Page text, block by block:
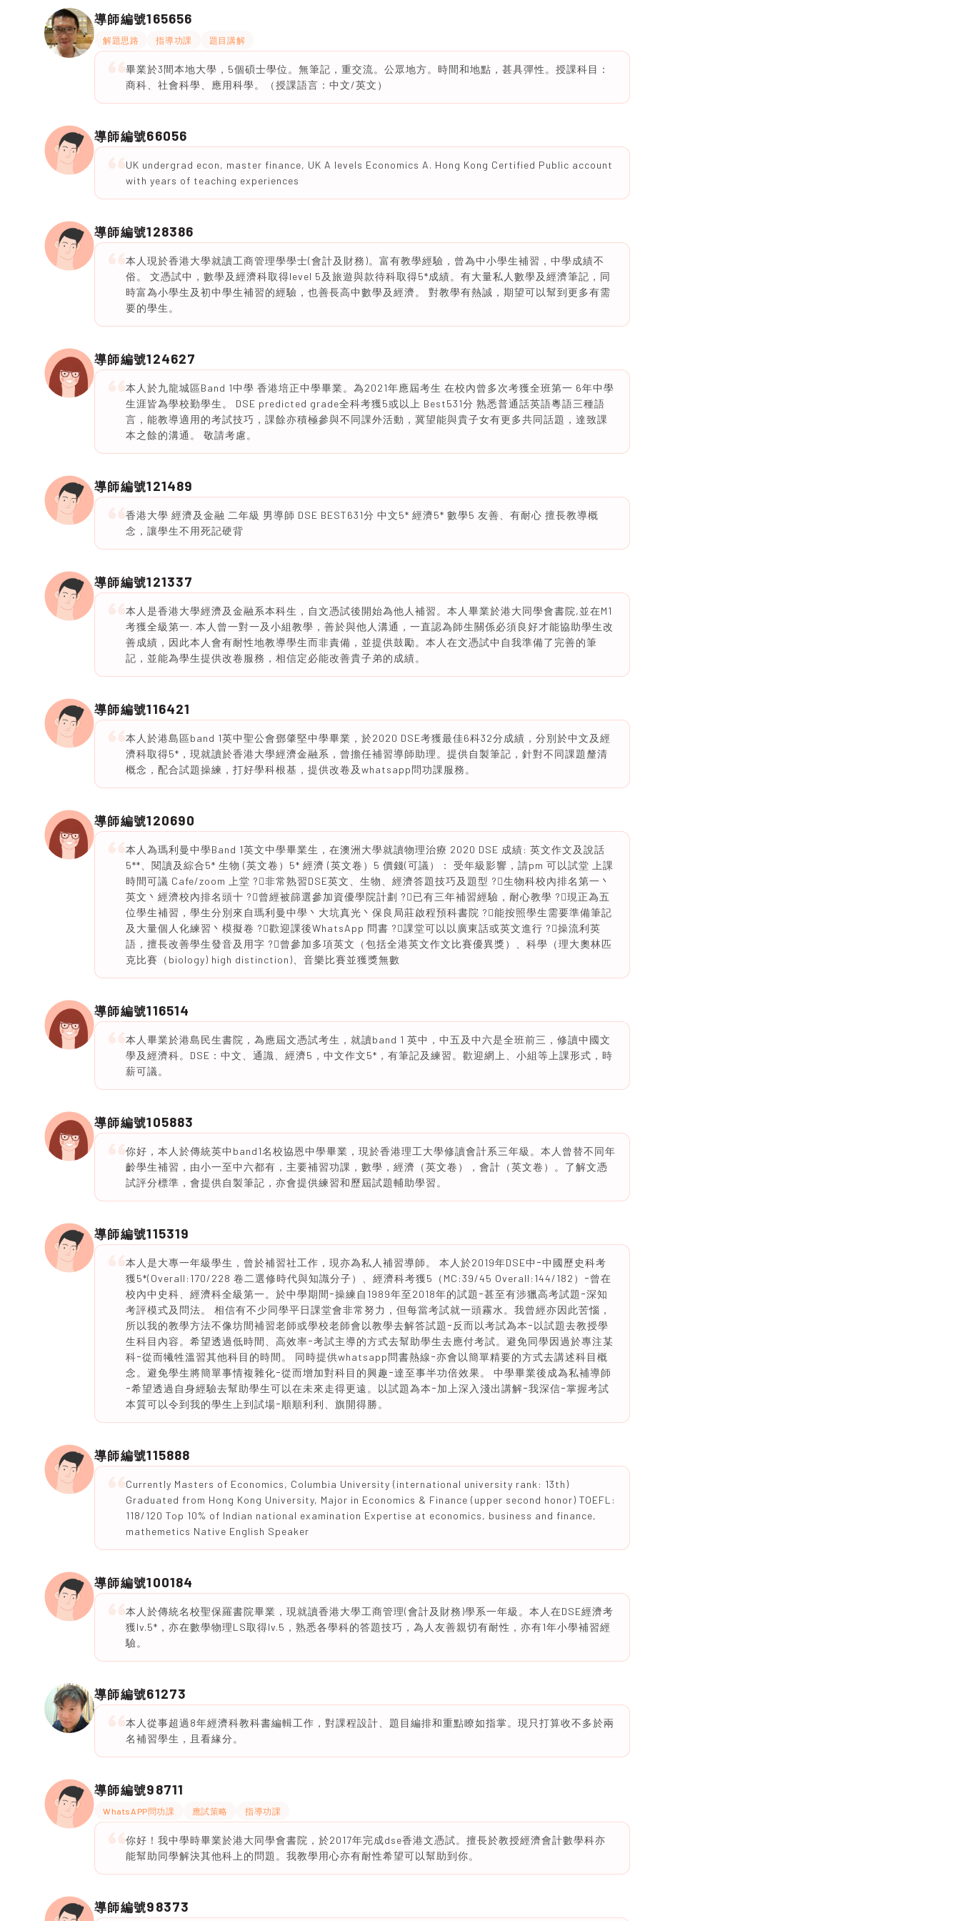
導師編號165656
解題思路 指導功課 題目講解
畢業於3間本地大學，5個碩士學位。無筆記，重交流。公眾地方。時間和地點，甚具彈性。授課科目：
商科、社會科學、應用科學。（授課語言：中文/英文）
導師編號66056
UK undergrad econ, master finance, UK A levels Economics A. Hong Kong Certified Public account
with years of teaching experiences
導師編號128386
本人現於香港大學就讀工商管理學學士(會計及財務)。富有教學經驗，曾為中小學生補習，中學成績不
俗。 文憑試中，數學及經濟科取得level 5及旅遊與款待科取得5*成績。有大量私人數學及經濟筆記，同
時富為小學生及初中學生補習的經驗，也善長高中數學及經濟。 對教學有熱誠，期望可以幫到更多有需
要的學生。
導師編號124627
本人於九龍城區Band 1中學 香港培正中學畢業。為2021年應屆考生 在校內曾多次考獲全班第一 6年中學
生涯皆為學校勤學生。 DSE predicted grade全科考獲5或以上 Best531分 熟悉普通話英語粵語三種語
言，能教導適用的考試技巧，課餘亦積極參與不同課外活動，冀望能與貴子女有更多共同話題，達致課
本之餘的溝通。 敬請考慮。
導師編號121489
香港大學 經濟及金融 二年級 男導師 DSE BEST631分 中文5* 經濟5* 數學5 友善、有耐心 擅長教導概
念，讓學生不用死記硬背
導師編號121337
本人是香港大學經濟及金融系本科生，自文憑試後開始為他人補習。本人畢業於港大同學會書院,並在M1
考獲全級第一. 本人曾一對一及小組教學，善於與他人溝通，一直認為師生關係必須良好才能協助學生改
善成績，因此本人會有耐性地教導學生而非責備，並提供鼓勵。本人在文憑試中自我準備了完善的筆
記，並能為學生提供改卷服務，相信定必能改善貴子弟的成績。
導師編號116421
本人於港島區band 1英中聖公會鄧肇堅中學畢業，於2020 DSE考獲最佳6科32分成績，分別於中文及經
濟科取得5*，現就讀於香港大學經濟金融系，曾擔任補習導師助理。提供自製筆記，針對不同課題釐清
概念，配合試題操練，打好學科根基，提供改卷及whatsapp問功課服務。
導師編號120690
本人為瑪利曼中學Band 1英文中學畢業生，在澳洲大學就讀物理治療 2020 DSE 成績: 英文作文及說話
5**、閱讀及綜合5* 生物 (英文卷）5* 經濟 (英文卷）5 價錢(可議）： 受年級影響，請pm 可以試堂 上課
時間可議 Cafe/zoom 上堂 ?非常熟習DSE英文、生物、經濟答題技巧及題型 ?生物科校內排名第一丶
英文丶經濟校內排名頭十 ?曾經被篩選參加資優學院計劃 ?已有三年補習經驗，耐心教學 ?現正為五
位學生補習，學生分別來自瑪利曼中學丶大坑真光丶保良局莊啟程預科書院 ?能按照學生需要準備筆記
及大量個人化練習丶模擬卷 ?歡迎課後WhatsApp 問書 ?課堂可以以廣東話或英文進行 ?操流利英
語，擅長改善學生發音及用字 ?曾參加多項英文（包括全港英文作文比賽優異獎）、科學（理大奧林匹
克比賽（biology) high distinction)、音樂比賽並獲獎無數
導師編號116514
本人畢業於港島民生書院，為應屆文憑試考生，就讀band 1 英中，中五及中六是全班前三，修讀中國文
學及經濟科。DSE：中文、通識、經濟5，中文作文5*，有筆記及練習。歡迎網上、小組等上課形式，時
薪可議。
導師編號105883
你好，本人於傳統英中band1名校協恩中學畢業，現於香港理工大學修讀會計系三年級。本人曾替不同年
齡學生補習，由小一至中六都有，主要補習功課，數學，經濟（英文卷），會計（英文卷）。了解文憑
試評分標準，會提供自製筆記，亦會提供練習和歷屆試題輔助學習。
導師編號115319
本人是大專一年級學生，曾於補習社工作，現亦為私人補習導師。 本人於2019年DSE中ｰ中國歷史科考
獲5*(Overall:170/228 卷二選修時代與知識分子）、經濟科考獲5（MC:39/45 Overall:144/182）ｰ曾在
校內中史科、經濟科全級第一。於中學期間ｰ操練自1989年至2018年的試題ｰ甚至有涉獵高考試題ｰ深知
考評模式及問法。 相信有不少同學平日課堂會非常努力，但每當考試就一頭霧水。我曾經亦因此苦惱，
所以我的教學方法不像坊間補習老師或學校老師會以教學去解答試題ｰ反而以考試為本ｰ以試題去教授學
生科目內容。希望透過低時間、高效率ｰ考試主導的方式去幫助學生去應付考試。避免同學因過於專注某
科ｰ從而犧牲溫習其他科目的時間。 同時提供whatsapp問書熱線ｰ亦會以簡單精要的方式去講述科目概
念。避免學生將簡單事情複雜化ｰ從而增加對科目的興趣ｰ達至事半功倍效果。 中學畢業後成為私補導師
ｰ希望透過自身經驗去幫助學生可以在未來走得更遠。以試題為本ｰ加上深入淺出講解ｰ我深信ｰ掌握考試
本質可以令到我的學生上到試場ｰ順順利利、旗開得勝。
導師編號115888
Currently Masters of Economics, Columbia University (international university rank: 13th)
Graduated from Hong Kong University, Major in Economics & Finance (upper second honor) TOEFL:
118/120 Top 10% of Indian national examination Expertise at economics, business and finance,
mathemetics Native English Speaker
導師編號100184
本人於傳統名校聖保羅書院畢業，現就讀香港大學工商管理(會計及財務)學系一年級。本人在DSE經濟考
獲lv.5*，亦在數學物理LS取得lv.5，熟悉各學科的答題技巧，為人友善親切有耐性，亦有1年小學補習經
驗。
導師編號61273
本人從事超過8年經濟科教科書編輯工作，對課程設計、題目編排和重點瞭如指掌。現只打算收不多於兩
名補習學生，且看緣分。
導師編號98711
WhatsAPP問功課 應試策略 指導功課
你好！我中學時畢業於港大同學會書院，於2017年完成dse香港文憑試。擅長於教授經濟會計數學科亦
能幫助同學解決其他科上的問題。我教學用心亦有耐性希望可以幫助到你。
導師編號98373